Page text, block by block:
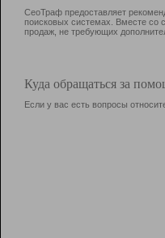
СеоТраф предоставляет
поисковых системах. Вместе со
продаж, не требующих
Куда обращаться за
Если у вас есть вопросы